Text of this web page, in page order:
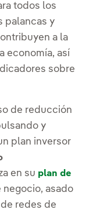
todos los
palancas y
a la
economía, así
sobre
de reducción
y
plan inversor
en su plan de
asado
redes de